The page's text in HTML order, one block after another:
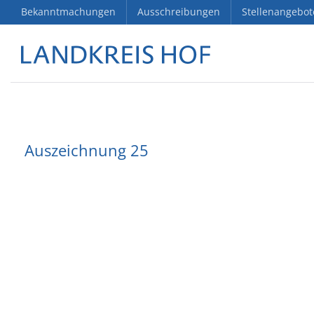
Bekanntmachungen Ausschreibungen
Auszeichnung 25